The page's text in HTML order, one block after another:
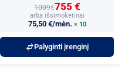
1009€755 €
arba išsimokėtinai
75,50 €/mėn. × 10
Palyginti įrenginį